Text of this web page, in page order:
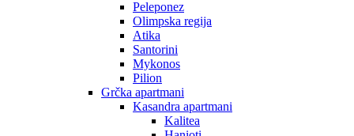
Peleponez
Olimpska regija
Atika
Santorini
Mykonos
Pilion
Grčka apartmani
Kasandra apartmani
Kalitea